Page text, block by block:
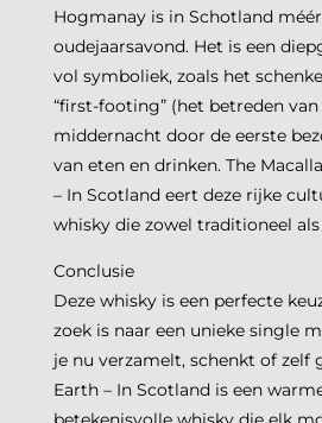
Hogmanay is in Schotland
oudejaarsavond. Het is een
vol symboliek, zoals het
“first-footing” (het betreden van
middernacht door de eerste
van eten en drinken. The
– In Scotland eert deze rijke
whisky die zowel traditioneel
Conclusie
Deze whisky is een perfecte
zoek is naar een unieke single
je nu verzamelt, schenkt of zelf
Earth – In Scotland is een